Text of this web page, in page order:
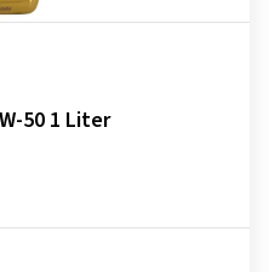
50 1 Liter